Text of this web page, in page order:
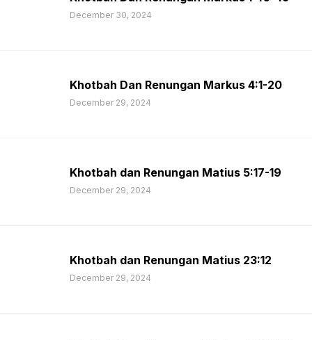
December 30, 2024
Khotbah Dan Renungan Markus 4:1-20
December 29, 2024
Khotbah dan Renungan Matius 5:17-19
December 29, 2024
Khotbah dan Renungan Matius 23:12
December 29, 2024